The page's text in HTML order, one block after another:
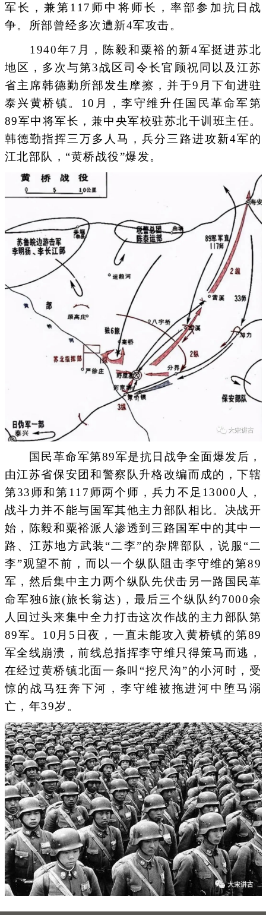
军长，兼第117师中将师长，率部参加抗日战
争。所部曾经多次遭新4军攻击。
1940年7月，陈毅和粟裕的新4军挺进苏北
地区，多次与第3战区司令长官顾祝同以及江苏
省主席韩德勤所部发生摩擦，并于9月下旬进驻
泰兴黄桥镇。10月，李守维升任国民革命军第
89军中将军长，兼中央军校驻苏北干训班主任。
韩德勤指挥三万多人马，兵分三路进攻新4军的
江北部队，“黄桥战役”爆发。
国民革命军第89军是抗日战争全面爆发后，
由江苏省保安团和警察队升格改编而成的，下辖
第33师和第117师两个师，兵力不足13000人，
战斗力并不能与国军其他主力部队相比。决战开
始，陈毅和粟裕派人渗透到三路国军中的其中一
路、江苏地方武装“二李”的杂牌部队，说服“二
李”观望不前，而以一个纵队阻击李守维的第89
军，然后集中主力两个纵队先伏击另一路国民革
命军独6旅(旅长翁达)，最后三个纵队约7000余
人回过头来集中全力打击这次作战的主力部队第
89军。10月5日夜，一直未能攻入黄桥镇的第89
军全线崩溃，前线总指挥李守维只得策马而逃，
在经过黄桥镇北面一条叫“挖尺沟”的小河时，受
惊的战马狂奔下河，李守维被拖进河中堕马溺
亡，年39岁。